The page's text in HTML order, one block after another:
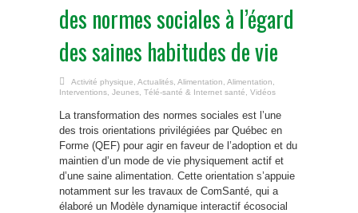
des normes sociales à l’égard
des saines habitudes de vie
Activité physique Actualités Alimentation Alimentation
Interventions Jeunes Télé-santé & Internet santé Vidéos
La transformation des normes sociales est l’une
des trois orientations privilégiées par Québec en
Forme (QEF) pour agir en faveur de l’adoption et du
maintien d’un mode de vie physiquement actif et
d’une saine alimentation. Cette orientation s’appuie
notamment sur les travaux de ComSanté, qui a
élaboré un Modèle dynamique interactif écosocial